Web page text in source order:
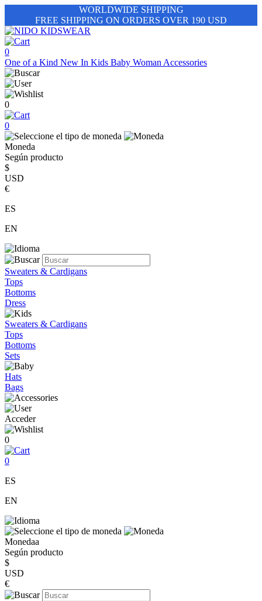
WORLDWIDE SHIPPING
FREE SHIPPING ON ORDERS OVER 190 USD
0
One of a Kind New In Kids Baby Woman Accessories
0
0
Moneda
Según producto
$
USD
€
ES
EN
Sweaters & Cardigans
Tops
Bottoms
Dress
Sweaters & Cardigans
Tops
Bottoms
Sets
Hats
Bags
Acceder
0
0
ES
EN
Monedaa
Según producto
$
USD
€